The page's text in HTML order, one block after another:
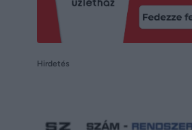
Hirdetés